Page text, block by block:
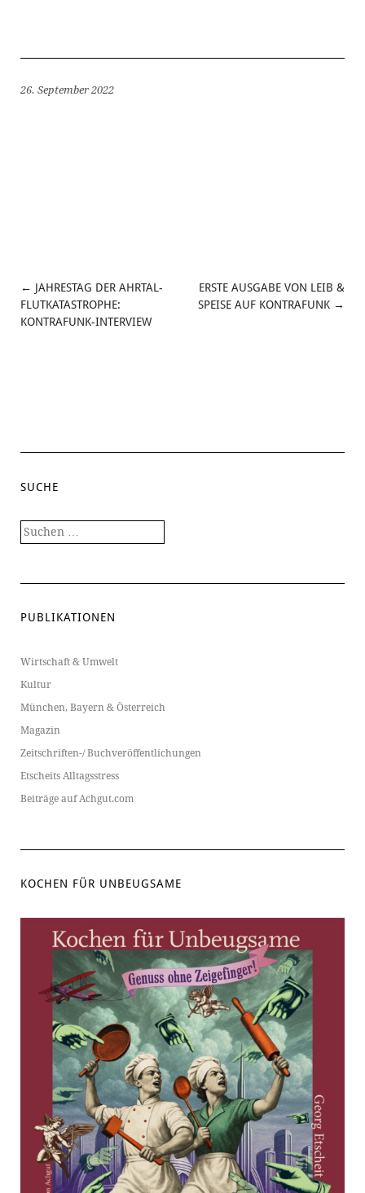
26. September 2022
POST
NAVIGATION
← JAHRESTAG DER AHRTAL-
FLUTKATASTROPHE:
KONTRAFUNK-INTERVIEW
ERSTE AUSGABE VON LEIB &
SPEISE AUF KONTRAFUNK →
SUCHE
Suchen
PUBLIKATIONEN
Wirtschaft & Umwelt
Kultur
München, Bayern & Österreich
Magazin
Zeitschriften-/ Buchveröffentlichungen
Etscheits Alltagsstress
Beiträge auf Achgut.com
KOCHEN FÜR UNBEUGSAME